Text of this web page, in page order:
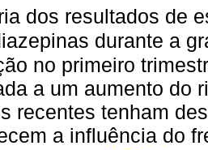
dos resultados de
durante a
no primeiro
a um aumento do
recentes tenham
a influência do